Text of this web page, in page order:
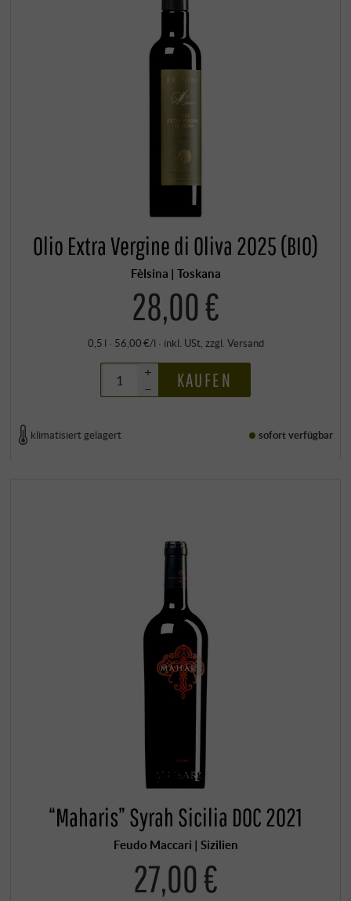
Olio Extra Vergine di Oliva 2025 (BIO)
Fèlsina | Toskana
28,00 €
0,5 l · 56,00 €/l · inkl. USt, zzgl. Versand
+
–
KAUFEN
klimatisiert gelagert sofort verfügbar
“Maharis” Syrah Sicilia DOC 2021
Feudo Maccari | Sizilien
27,00 €